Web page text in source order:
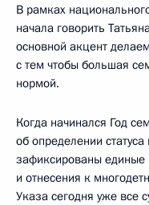
В рамках
начала говорить
основной акцент
с тем чтобы большая
нормой.
Когда начинался Год
об определении
зафиксированы
и отнесения к
Указа сегодня уже все